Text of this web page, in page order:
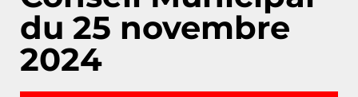
du 25 novembre
2024